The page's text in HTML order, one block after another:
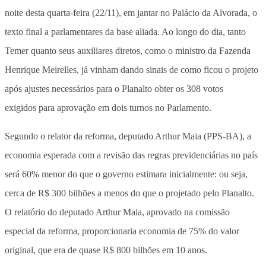
noite desta quarta-feira (22/11), em jantar no Palácio da Alvorada, o
texto final a parlamentares da base aliada. Ao longo do dia, tanto
Temer quanto seus auxiliares diretos, como o ministro da Fazenda
Henrique Meirelles, já vinham dando sinais de como ficou o projeto
após ajustes necessários para o Planalto obter os 308 votos
exigidos para aprovação em dois turnos no Parlamento.
Segundo o relator da reforma, deputado Arthur Maia (PPS-BA), a
economia esperada com a revisão das regras previdenciárias no país
será 60% menor do que o governo estimara inicialmente: ou seja,
cerca de R$ 300 bilhões a menos do que o projetado pelo Planalto.
O relatório do deputado Arthur Maia, aprovado na comissão
especial da reforma, proporcionaria economia de 75% do valor
original, que era de quase R$ 800 bilhões em 10 anos.